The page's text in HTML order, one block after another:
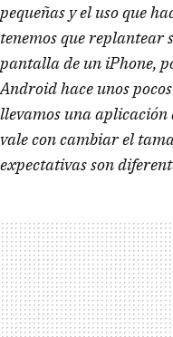
pequeñas y el uso que
tenemos que replantear
pantalla de un iPhone,
Android hace unos
llevamos una aplicación
vale con cambiar el
expectativas son